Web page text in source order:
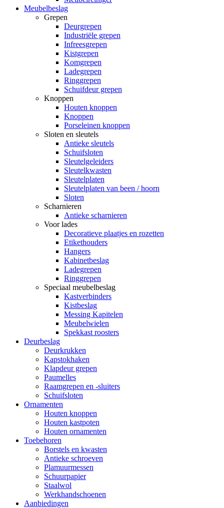
Meubelbeslag
Grepen
Deurgrepen
Industriële grepen
Infreesgrepen
Kistgrepen
Komgrepen
Ladegrepen
Ringgrepen
Schuifdeur grepen
Knoppen
Houten knoppen
Knoppen
Porseleinen knoppen
Sloten en sleutels
Antieke sleutels
Schuifsloten
Sleutelgeleiders
Sleutelkwasten
Sleutelplaten
Sleutelplaten van been / hoorn
Sloten
Scharnieren
Antieke scharnieren
Voor lades
Decoratieve plaatjes en rozetten
Etikethouders
Hangers
Kabinetbeslag
Ladegrepen
Ringgrepen
Speciaal meubelbeslag
Kastverbinders
Kistbeslag
Messing Kapitelen
Meubelwielen
Spekkast roosters
Deurbeslag
Deurkrukken
Kapstokhaken
Klapdeur grepen
Paumelles
Raamgrepen en -sluiters
Schuifsloten
Ornamenten
Houten knoppen
Houten kastpoten
Houten ornamenten
Toebehoren
Borstels en kwasten
Antieke schroeven
Plamuurmessen
Schuurpapier
Staalwol
Werkhandschoenen
Aanbiedingen